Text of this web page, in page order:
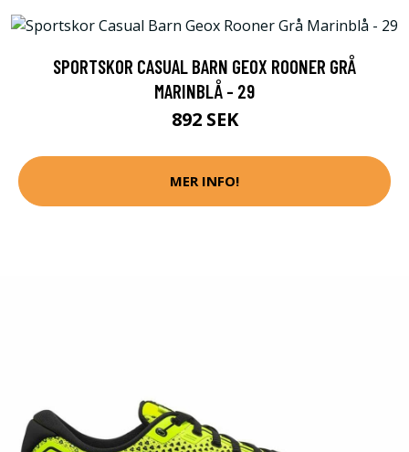
SPORTSKOR CASUAL BARN GEOX ROONER GRÅ
MARINBLÅ - 29
892 SEK
MER INFO!